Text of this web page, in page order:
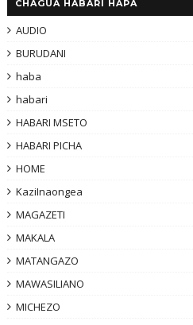
CHAGUA HABARI HAPA
AUDIO
BURUDANI
haba
habari
HABARI MSETO
HABARI PICHA
HOME
KaziInaongea
MAGAZETI
MAKALA
MATANGAZO
MAWASILIANO
MICHEZO